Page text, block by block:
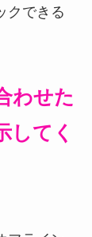
クできる
わせた
してく